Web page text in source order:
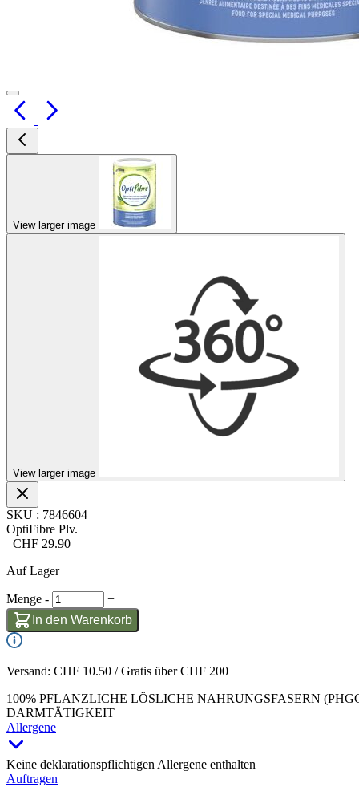
View larger image
View larger image
SKU : 7846604
OptiFibre Plv.
CHF 29.90
Auf Lager
Menge -
+
In den Warenkorb
Versand: CHF 10.50 / Gratis über CHF 200
100% PFLANZLICHE LÖSLICHE NAHRUNGSFASERN
DARMTÄTIGKEIT
Allergene
Keine deklarationspflichtigen Allergene enthalten
Auftragen